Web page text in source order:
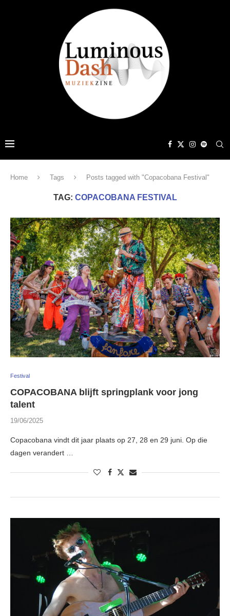
Home Tags Posts tagged with "Copacobana Festival"
TAG: COPACOBANA FESTIVAL
Festival
COPACOBANA blijft springplank voor jong
talent
19/06/2025
Copacobana vindt dit jaar plaats op 27, 28 en 29 juni. Op die
dagen verandert …